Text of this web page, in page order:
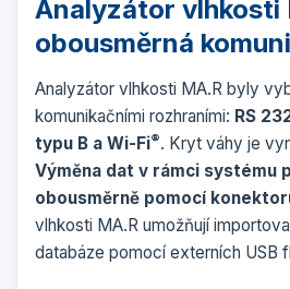
Analyzátor vlhkosti
obousměrná
Analyzátor vlhkosti MA.R byly
komunikačními rozhraními: RS
typu B a Wi-Fi®. Kryt váhy je
Výměna dat v rámci systému
obousměrně pomocí
vlhkosti MA.R umožňují
databáze pomocí externích USB